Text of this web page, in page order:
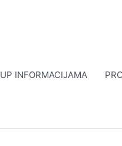
INFORMACIJAMA